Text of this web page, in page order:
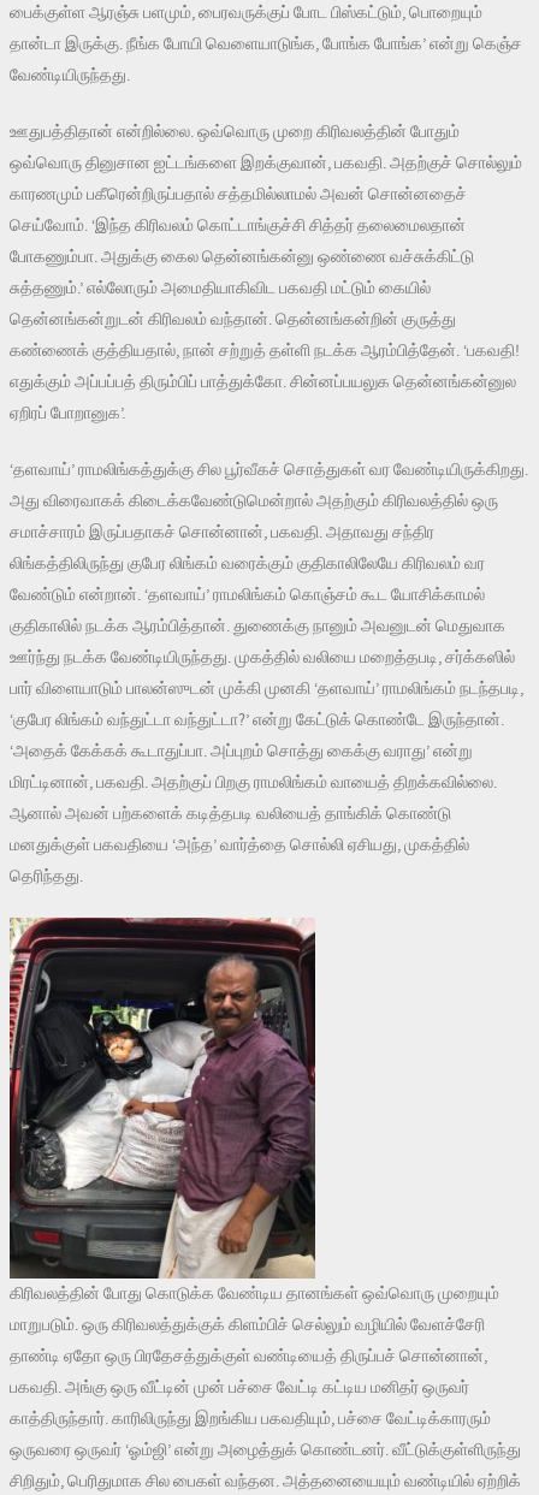
பைக்குள்ள ஆரஞ்சு பளமும், பைரவருக்குப் போட பிஸ்கட்டும், பொறையும்
தான்டா இருக்கு. நீங்க போயி வெளையாடுங்க, போங்க போங்க’ என்று கெஞ்ச
வேண்டியிருந்தது.
ஊதுபத்திதான் என்றில்லை. ஒவ்வொரு முறை கிரிவலத்தின் போதும்
ஒவ்வொரு தினுசான ஐட்டங்களை இறக்குவான், பகவதி. அதற்குச் சொல்லும்
காரணமும் பகீரென்றிருப்பதால் சத்தமில்லாமல் அவன் சொன்னதைச்
செய்வோம். ‘இந்த கிரிவலம் கொட்டாங்குச்சி சித்தர் தலைமைலதான்
போகணும்பா. அதுக்கு கைல தென்னங்கன்னு ஒண்ணை வச்சுக்கிட்டு
சுத்தணும்.’ எல்லோரும் அமைதியாகிவிட பகவதி மட்டும் கையில்
தென்னங்கன்றுடன் கிரிவலம் வந்தான். தென்னங்கன்றின் குருத்து
கண்ணைக் குத்தியதால், நான் சற்றுத் தள்ளி நடக்க ஆரம்பித்தேன். ‘பகவதி!
எதுக்கும் அப்பப்பத் திரும்பிப் பாத்துக்கோ. சின்னப்பயலுக தென்னங்கன்னுல
ஏறிரப் போறானுக’.
‘தளவாய்’ ராமலிங்கத்துக்கு சில பூர்வீகச் சொத்துகள் வர வேண்டியிருக்கிறது.
அது விரைவாகக் கிடைக்கவேண்டுமென்றால் அதற்கும் கிரிவலத்தில் ஒரு
சமாச்சாரம் இருப்பதாகச் சொன்னான், பகவதி. அதாவது சந்திர
லிங்கத்திலிருந்து குபேர லிங்கம் வரைக்கும் குதிகாலிலேயே கிரிவலம் வர
வேண்டும் என்றான். ‘தளவாய்’ ராமலிங்கம் கொஞ்சம் கூட யோசிக்காமல்
குதிகாலில் நடக்க ஆரம்பித்தான். துணைக்கு நானும் அவனுடன் மெதுவாக
ஊர்ந்து நடக்க வேண்டியிருந்தது. முகத்தில் வலியை மறைத்தபடி, சர்க்கஸில்
பார் விளையாடும் பாலன்ஸுடன் முக்கி முனகி ‘தளவாய்’ ராமலிங்கம் நடந்தபடி,
‘குபேர லிங்கம் வந்துட்டா வந்துட்டா?’ என்று கேட்டுக் கொண்டே இருந்தான்.
‘அதைக் கேக்கக் கூடாதுப்பா. அப்புறம் சொத்து கைக்கு வராது’ என்று
மிரட்டினான், பகவதி. அதற்குப் பிறகு ராமலிங்கம் வாயைத் திறக்கவில்லை.
ஆனால் அவன் பற்களைக் கடித்தபடி வலியைத் தாங்கிக் கொண்டு
மனதுக்குள் பகவதியை ‘அந்த’ வார்த்தை சொல்லி ஏசியது, முகத்தில்
தெரிந்தது.
கிரிவலத்தின் போது கொடுக்க வேண்டிய தானங்கள் ஒவ்வொரு முறையும்
மாறுபடும். ஒரு கிரிவலத்துக்குக் கிளம்பிச் செல்லும் வழியில் வேளச்சேரி
தாண்டி ஏதோ ஒரு பிரதேசத்துக்குள் வண்டியைத் திருப்பச் சொன்னான்,
பகவதி. அங்கு ஒரு வீட்டின் முன் பச்சை வேட்டி கட்டிய மனிதர் ஒருவர்
காத்திருந்தார். காரிலிருந்து இறங்கிய பகவதியும், பச்சை வேட்டிக்காரரும்
ஒருவரை ஒருவர் ‘ஓம்ஜி’ என்று அழைத்துக் கொண்டனர். வீட்டுக்குள்ளிருந்து
சிறிதும், பெரிதுமாக சில பைகள் வந்தன. அத்தனையையும் வண்டியில் ஏற்றிக்